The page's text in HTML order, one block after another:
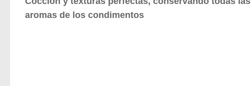
aromas de los condimentos